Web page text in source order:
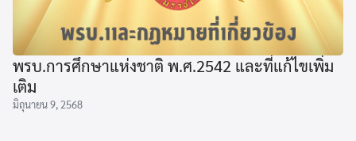
พรบ.การศึกษาแห่งชาติ พ.ศ.2542 และที่แก้ไขเพิ่ม
เติม
มิถุนายน 9, 2568